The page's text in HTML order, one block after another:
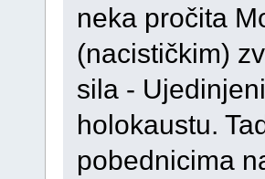
neka pročita
(nacističkim)
sila -
holokaustu.
pobednicima